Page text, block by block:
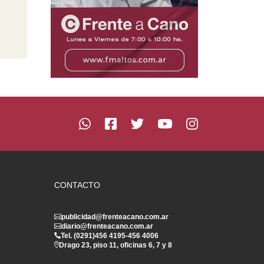
CONTACTO
publicidad@frenteacano.com.ar
diario@frenteacano.com.ar
Tel. (0291)456 4195-456 4006
Drago 23, piso 11, oficinas 6, 7 y 8